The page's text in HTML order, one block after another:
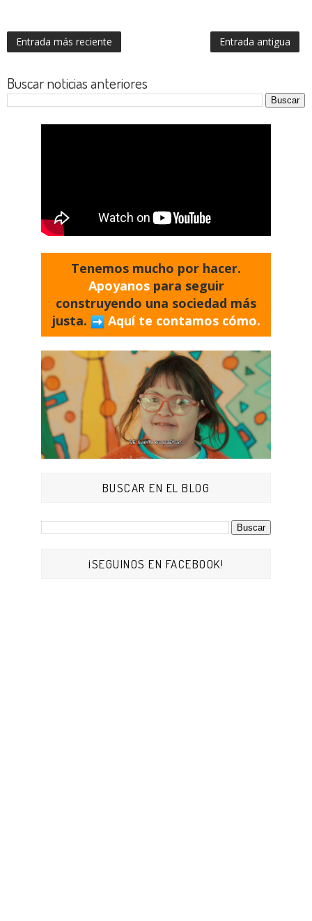
Entrada más reciente Entrada antigua
Buscar noticias anteriores
Tenemos mucho por hacer.
Apoyanos para seguir
construyendo una sociedad más
justa.
Aquí te contamos cómo.
BUSCAR EN EL BLOG
¡SEGUINOS EN FACEBOOK!